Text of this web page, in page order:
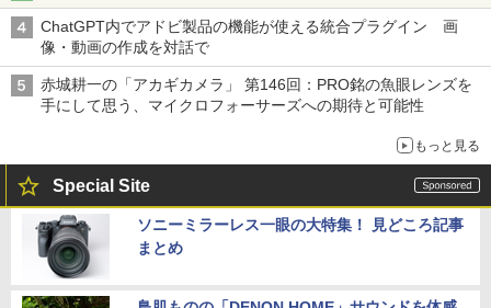
ChatGPT内でアドビ製品の機能が使える統合プラグイン 画
像・動画の作成を対話で
赤城耕一の「アカギカメラ」 第146回：PRO銘の魚眼レンズを
手にして思う、マイクロフォーサーズへの期待と可能性
もっと見る
Special Site
ソニーミラーレス一眼の大特集！ 見どころ記事
まとめ